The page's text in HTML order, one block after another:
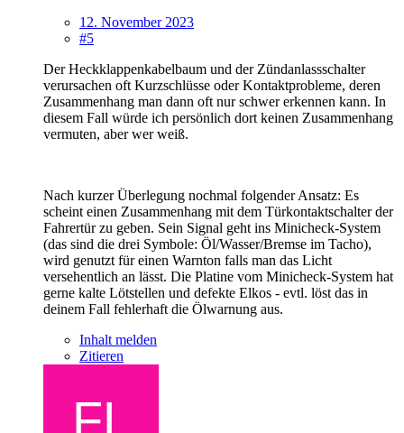
12. November 2023
#5
Der Heckklappenkabelbaum und der Zündanlassschalter
verursachen oft Kurzschlüsse oder Kontaktprobleme, deren
Zusammenhang man dann oft nur schwer erkennen kann. In
diesem Fall würde ich persönlich dort keinen Zusammenhang
vermuten, aber wer weiß.
Nach kurzer Überlegung nochmal folgender Ansatz: Es
scheint einen Zusammenhang mit dem Türkontaktschalter der
Fahrertür zu geben. Sein Signal geht ins Minicheck-System
(das sind die drei Symbole: Öl/Wasser/Bremse im Tacho),
wird genutzt für einen Warnton falls man das Licht
versehentlich an lässt. Die Platine vom Minicheck-System hat
gerne kalte Lötstellen und defekte Elkos - evtl. löst das in
deinem Fall fehlerhaft die Ölwarnung aus.
Inhalt melden
Zitieren